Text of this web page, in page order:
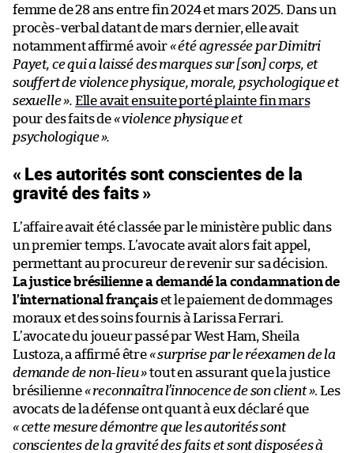
femme de 28 ans entre fin 2024 et mars 2025. Dans un
procès-verbal datant de mars dernier, elle avait
notamment affirmé avoir« été agressée par Dimitri
Payet, ce qui a laissé des marques sur [son] corps, et
souffert de violence physique, morale, psychologique et
sexuelle ». Elle avait ensuite porté plainte fin mars
pour des faits de« violence physique et
psychologique».
« Les autorités sont conscientes de la
gravité des faits »
L’affaire avait été classée par le ministère public dans
un premier temps. L’avocate avait alors fait appel,
permettant au procureur de revenir sur sa décision.
La justice brésilienne a demandé la condamnation de
l’international françaiset le paiement de dommages
moraux et des soins fournis à Larissa Ferrari.
L’avocate du joueur passé par West Ham, Sheila
Lustoza, a affirmé être« surprise par le réexamen de la
demande de non-lieu »tout en assurant que la justice
brésilienne« reconnaîtra l’innocence de son client ». Les
avocats de la défense ont quant à eux déclaré que
« cette mesure démontre que les autorités sont
conscientes de la gravité des faits et sont disposées à